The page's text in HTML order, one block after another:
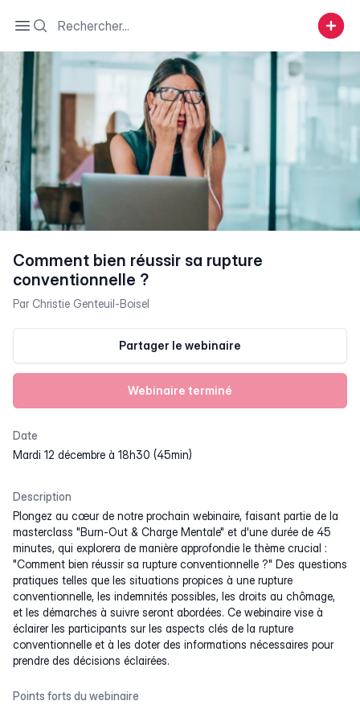
Open sidebar
Search
Comment bien réussir sa rupture
conventionnelle ?
Par Christie Genteuil-Boisel
Partager le webinaire
Webinaire terminé
Date
mardi 12 décembre à 18h30 (45min)
Description
Plongez au cœur de notre prochain webinaire, faisant partie de la
masterclass "Burn-Out & Charge Mentale" et d'une durée de 45
minutes, qui explorera de manière approfondie le thème crucial :
"Comment bien réussir sa rupture conventionnelle ?" Des questions
pratiques telles que les situations propices à une rupture
conventionnelle, les indemnités possibles, les droits au chômage,
et les démarches à suivre seront abordées. Ce webinaire vise à
éclairer les participants sur les aspects clés de la rupture
conventionnelle et à les doter des informations nécessaires pour
prendre des décisions éclairées.
Points forts du webinaire